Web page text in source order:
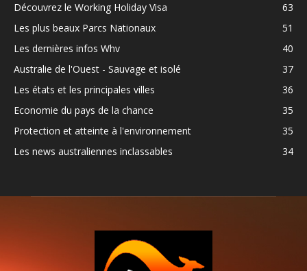
Découvrez le Working Holiday Visa
63
Les plus beaux Parcs Nationaux
51
Les dernières infos Whv
40
Australie de l'Ouest - Sauvage et isolé
37
Les états et les principales villes
36
Economie du pays de la chance
35
Protection et atteinte à l'environnement
35
Les news australiennes inclassables
34